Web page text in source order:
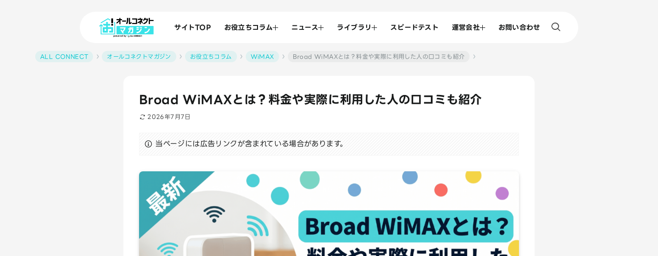
サイトTOP お役立ちコラム ニュース ライブラリ スピードテスト 運営会社 お問い合わせ
ALL CONNECT オールコネクトマガジン お役立ちコラム WiMAX Broad WiMAXとは？料金や実際に利用した人の口コミも紹介
Broad WiMAXとは？料金や実際に利用した人の口コミも紹介
2026年7月7日
当ページには広告リンクが含まれている場合があります。